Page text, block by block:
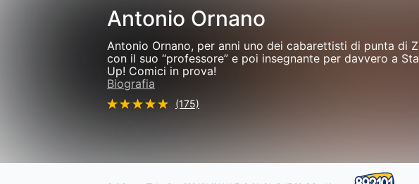
Antonio Ornano
Antonio Ornano, per anni uno dei cabarettisti di punta di
con il suo “professore” e poi insegnante per davvero a
Up! Comici in prova!
Biografia
(175)